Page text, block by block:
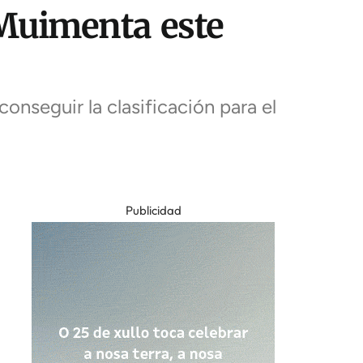
este
la clasificación para el
Publicidad